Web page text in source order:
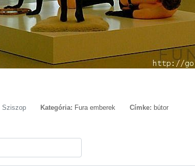
Sziszop Kategória: Fura emberek Címke: bútor